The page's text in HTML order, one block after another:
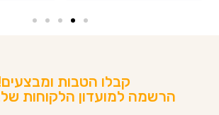
קבלו הטבות
הרשמה למועדון הלקוחות